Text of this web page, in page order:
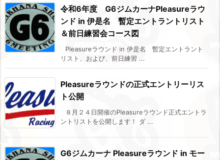
令和6年度 G6ジムカーナPleasureラウ
ンド in 伊是名 暫定エントラントリスト
＆前日練習会コース図
Pleasureラウンド in 伊是名 暫定エントラント
リスト、および、前日練習 ...
Pleasureラウンドの正式エントリーリス
ト公開
８月２４日開催のPleasureラウンド正式エントラ
ントリストを公開します！ ダ ...
G6ジムカーナ Pleasureラウンド in モー